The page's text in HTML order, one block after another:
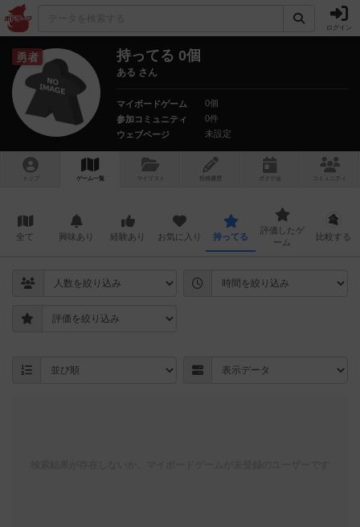
ログイン
勇者 持ってる 0個
ある さん
マイボードゲーム
0個
参加コミュニティ
0件
ウェブページ
未設定
トップ ゲーム一覧 マイリスト 投稿履歴 ボ ドゲ コミュニティ
全て 興味あり 経験あり お気に入り 持ってる
評価したゲ
ーム
比較する